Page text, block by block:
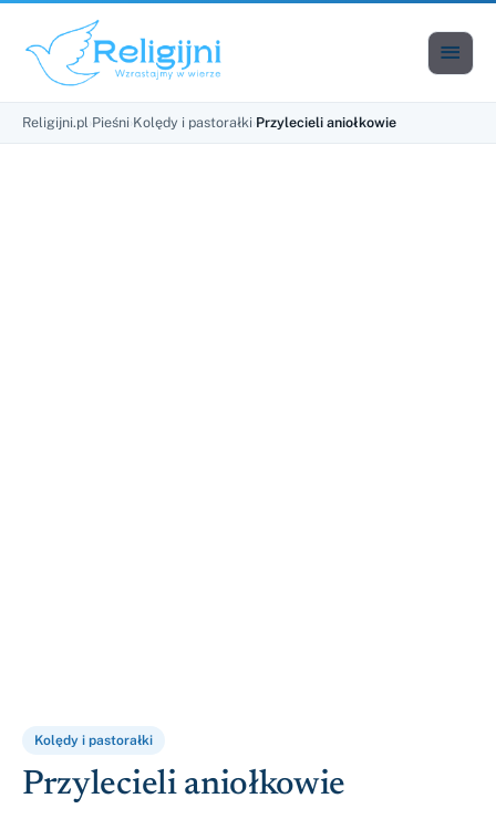

Religijni.pl›Pieśni›Kolędy i pastorałki›Przylecieli aniołkowie
Kolędy i pastorałki
Przylecieli aniołkowie